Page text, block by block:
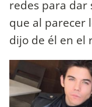
redes para dar
que al parecer
dijo de él en el